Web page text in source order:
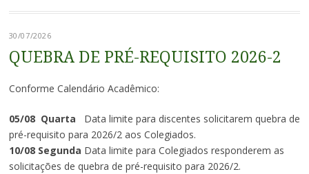
30/07/2026
QUEBRA DE PRÉ-REQUISITO 2026-2
Conforme Calendário Acadêmico:
05/08 Quarta Data limite para discentes solicitarem quebra de
pré-requisito para 2026/2 aos Colegiados.
10/08 Segunda Data limite para Colegiados responderem as
solicitações de quebra de pré-requisito para 2026/2.